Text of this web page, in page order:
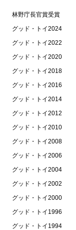
林野庁長官賞受賞
グッド・トイ2024
グッド・トイ2022
グッド・トイ2020
グッド・トイ2018
グッド・トイ2016
グッド・トイ2014
グッド・トイ2012
グッド・トイ2010
グッド・トイ2008
グッド・トイ2006
グッド・トイ2004
グッド・トイ2002
グッド・トイ2000
グッド・トイ1996
グッド・トイ1994